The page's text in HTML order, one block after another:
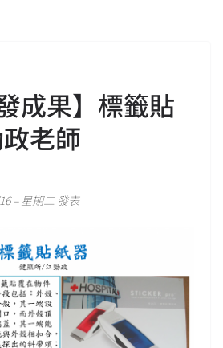
成果】標籤貼
老師
– 星期二 發表